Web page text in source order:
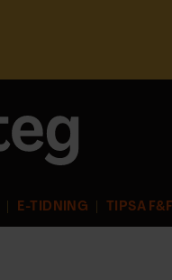
E-TIDNING TIPSA F&F
r